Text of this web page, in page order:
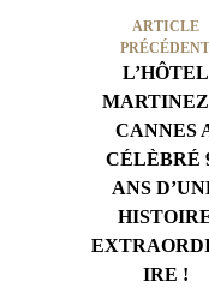
ARTICLE
PRÉCÉDENT
L’HÔTEL
CANNES
CÉLÈBRÉ
ANS
IRE !